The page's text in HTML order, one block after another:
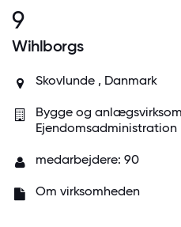
9
Wihlborgs
Skovlunde , Danmark
Bygge og
Ejendomsadministration
medarbejdere: 90
Om virksomheden